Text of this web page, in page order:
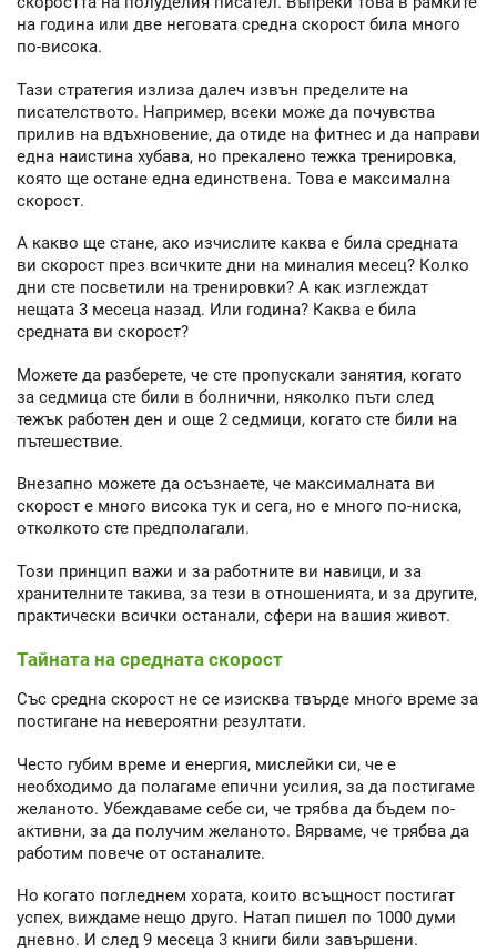
на година или две неговата средна скорост била много
по-висока.
Тази стратегия излиза далеч извън пределите на
писателството. Например, всеки може да почувства
прилив на вдъхновение, да отиде на фитнес и да направи
една наистина хубава, но прекалено тежка тренировка,
която ще остане една единствена. Това е максимална
скорост.
А какво ще стане, ако изчислите каква е била средната
ви скорост през всичките дни на миналия месец? Колко
дни сте посветили на тренировки? А как изглеждат
нещата 3 месеца назад. Или година? Каква е била
средната ви скорост?
Можете да разберете, че сте пропускали занятия, когато
за седмица сте били в болнични, няколко пъти след
тежък работен ден и още 2 седмици, когато сте били на
пътешествие.
Внезапно можете да осъзнаете, че максималната ви
скорост е много висока тук и сега, но е много по-ниска,
отколкото сте предполагали.
Този принцип важи и за работните ви навици, и за
хранителните такива, за тези в отношенията, и за другите,
практически всички останали, сфери на вашия живот.
Тайната на средната скорост
Със средна скорост не се изисква твърде много време за
постигане на невероятни резултати.
Често губим време и енергия, мислейки си, че е
необходимо да полагаме епични усилия, за да постигаме
желаното. Убеждаваме себе си, че трябва да бъдем по-
активни, за да получим желаното. Вярваме, че трябва да
работим повече от останалите.
Но когато погледнем хората, които всъщност постигат
успех, виждаме нещо друго. Натап пишел по 1000 думи
дневно. И след 9 месеца 3 книги били завършени.